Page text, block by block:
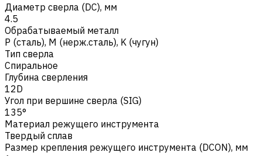
Диаметр сверла (DC), мм
4.5
Обрабатываемый металл
Р (сталь), M (нерж.сталь), K (чугун)
Тип сверла
Спиральное
Глубина сверления
12D
Угол при вершине сверла (SIG)
135°
Материал режущего инструмента
Твердый сплав
Размер крепления режущего инструмента (DCON), мм